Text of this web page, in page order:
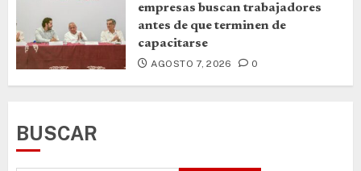
empresas buscan trabajadores
antes de que terminen de
capacitarse
AGOSTO 7, 2026 0
BUSCAR